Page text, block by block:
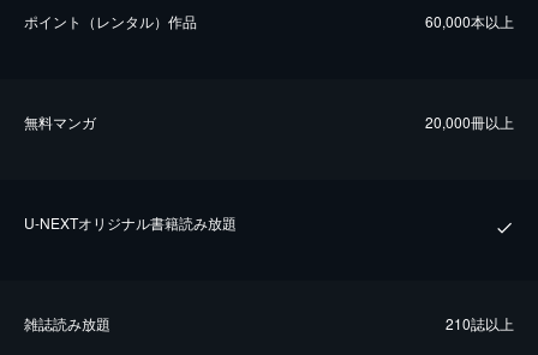
ポイント（レンタル）作品 60,000本以上
無料マンガ 20,000冊以上
U-NEXTオリジナル書籍読み放題
雑誌読み放題 210誌以上